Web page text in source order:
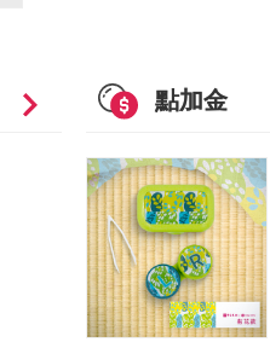
點加金